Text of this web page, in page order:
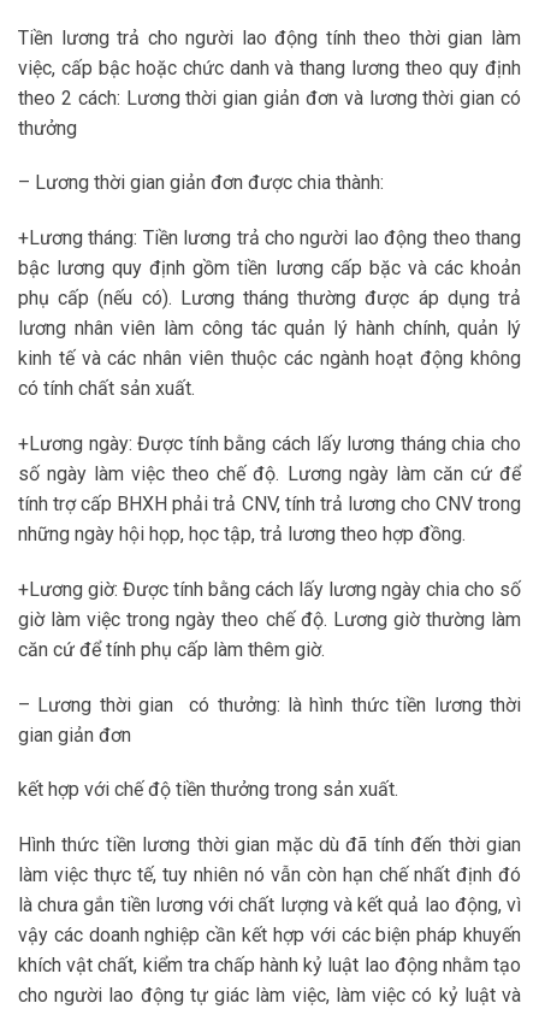
Tiền lương trả cho người lao động tính theo thời gian làm
việc, cấp bậc hoặc chức danh và thang lương theo quy định
theo 2 cách: Lương thời gian giản đơn và lương thời gian có
thưởng
– Lương thời gian giản đơn được chia thành:
+Lương tháng: Tiền lương trả cho người lao động theo thang
bậc lương quy định gồm tiền lương cấp bặc và các khoản
phụ cấp (nếu có). Lương tháng thường được áp dụng trả
lương nhân viên làm công tác quản lý hành chính, quản lý
kinh tế và các nhân viên thuộc các ngành hoạt động không
có tính chất sản xuất.
+Lương ngày: Được tính bằng cách lấy lương tháng chia cho
số ngày làm việc theo chế độ. Lương ngày làm căn cứ để
tính trợ cấp BHXH phải trả CNV, tính trả lương cho CNV trong
những ngày hội họp, học tập, trả lương theo hợp đồng.
+Lương giờ: Được tính bằng cách lấy lương ngày chia cho số
giờ làm việc trong ngày theo chế độ. Lương giờ thường làm
căn cứ để tính phụ cấp làm thêm giờ.
– Lương thời gian có thưởng: là hình thức tiền lương thời
gian giản đơn
kết hợp với chế độ tiền thưởng trong sản xuất.
Hình thức tiền lương thời gian mặc dù đã tính đến thời gian
làm việc thực tế, tuy nhiên nó vẫn còn hạn chế nhất định đó
là chưa gắn tiền lương với chất lượng và kết quả lao động, vì
vậy các doanh nghiệp cần kết hợp với các biện pháp khuyến
khích vật chất, kiểm tra chấp hành kỷ luật lao động nhằm tạo
cho người lao động tự giác làm việc, làm việc có kỷ luật và